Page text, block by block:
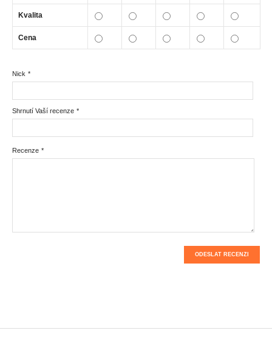
Kvalita
Cena
*
Nick
*
Shrnutí Vaší recenze
*
Recenze
ODESLAT RECENZI